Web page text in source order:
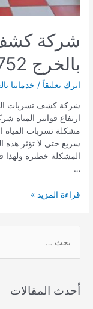
شركة كشف
بالخرج 0509913752
اترك تعليقاً / خدماتنا
ارتفاع فواتير
مشكلة تسربات
سريع حتى لا تؤثر هذه
المشكلة خطيرة
…
شركة
بالخرج
0509913752
قراءة المزيد »
r
c
أحدث المقالات